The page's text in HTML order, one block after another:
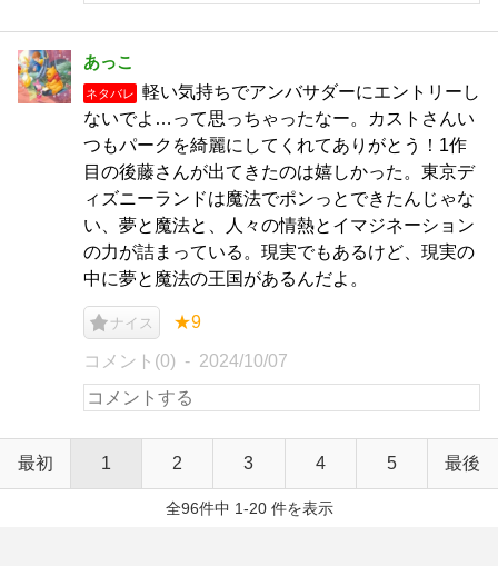
あっこ
ネタバレ
軽い気持ちでアンバサダーにエントリーし
ないでよ…って思っちゃったなー。カストさんい
つもパークを綺麗にしてくれてありがとう！1作
目の後藤さんが出てきたのは嬉しかった。東京デ
ィズニーランドは魔法でポンっとできたんじゃな
い、夢と魔法と、人々の情熱とイマジネーション
の力が詰まっている。現実でもあるけど、現実の
中に夢と魔法の王国があるんだよ。
ナイス ★9
コメント(0) 2024/10/07
最初 1 2 3 4 5 最後
全96件中 1-20 件を表示